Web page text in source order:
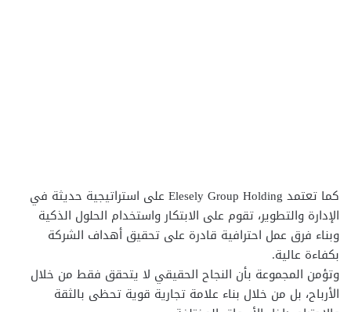
كما تعتمد Elesely Group Holding على استراتيجية حديثة في
الإدارة والتطوير، تقوم على الابتكار واستخدام الحلول الذكية
وبناء فرق عمل احترافية قادرة على تحقيق أهداف الشركة
بكفاءة عالية.
وتؤمن المجموعة بأن النجاح الحقيقي لا يتحقق فقط من خلال
الأرباح، بل من خلال بناء علامة تجارية قوية تحظى بالثقة